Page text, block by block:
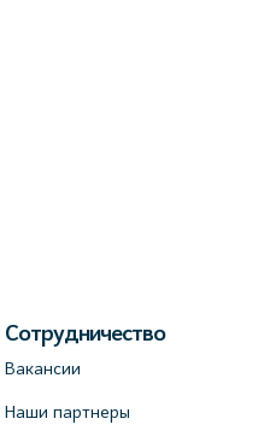
Сотрудничество
Вакансии
Наши партнеры